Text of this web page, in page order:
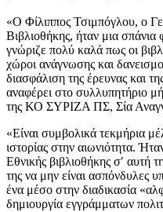
«Ο Φίλιππος Τσιμπόγλου, ο
Βιβλιοθήκης, ήταν μια
γνώριζε πολύ καλά πως οι
χώροι ανάγνωσης και
διασφάλιση της έρευνας και
αναφέρει στο συλλυπητήριο
της ΚΟ ΣΥΡΙΖΑ ΠΣ, Σία
«Είναι συμβολικά τεκμήρια
ιστορίας στην αιωνιότητα.
Εθνικής βιβλιοθήκης σ′ αυτή
της να μην είναι ασπόνδυλες
ένα μέσο στην διαδικασία
δημιουργία εγγράμματων